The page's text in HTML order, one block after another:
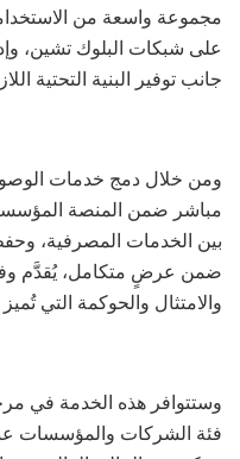
مجموعة واسعة من
على شبكات البلوك تشين،
جانب توفير البنية التحتية
مباشر ضمن المنصة
بين الخدمات المصرفية،
ضمن عرضٍ متكامل، يُقدَّم وفق
والامتثال والحوكمة التي
وستتوافر هذه الخدمة في
فئة الشركات والمؤسسات